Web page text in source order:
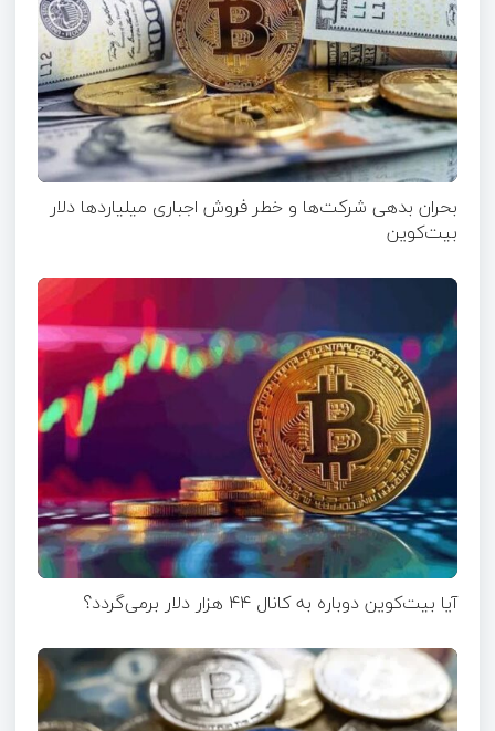
بحران بدهی شرکت‌ها و خطر فروش اجباری میلیاردها دلار
بیت‌کوین
آیا بیت‌کوین دوباره به کانال ۴۴ هزار دلار برمی‌گردد؟